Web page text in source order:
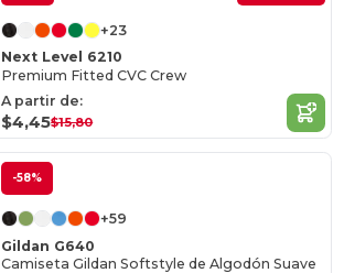
+23
Next Level 6210
Premium Fitted CVC Crew
A partir de:
$4,45$15,80
-58%
+59
Gildan G640
Camiseta Gildan Softstyle de Algodón Suave